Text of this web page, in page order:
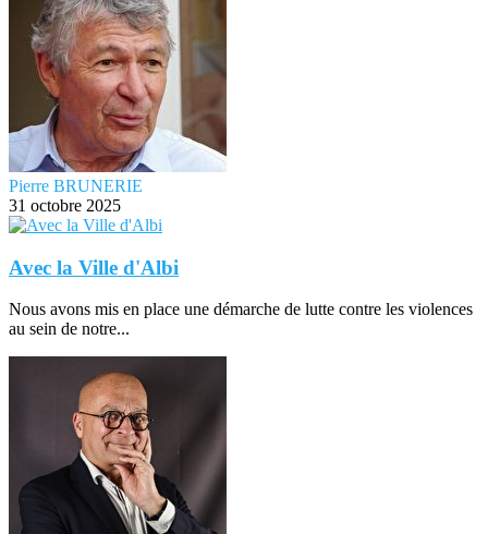
Pierre BRUNERIE
31 octobre 2025
Avec la Ville d'Albi
Nous avons mis en place une démarche de lutte contre les violences
au sein de notre...